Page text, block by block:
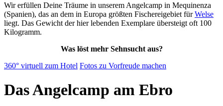
Wir erfüllen Deine Träume in unserem Angelcamp in Mequinenza
(Spanien), das an dem in Europa größten Fischereigebiet fürWelse
liegt. Das Gewicht der hier lebenden Exemplare übersteigt oft 100
Kilogramm.
Was löst mehr Sehnsucht aus?
360° virtuell zum Hotel Fotos zu Vorfreude machen
DasAngelcamp am Ebro